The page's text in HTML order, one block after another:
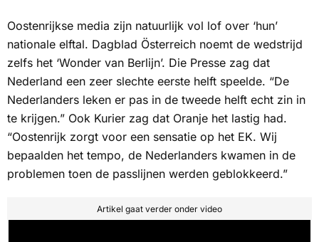
Oostenrijkse media zijn natuurlijk vol lof over ‘hun’
nationale elftal. Dagblad Österreich noemt de wedstrijd
zelfs het ‘Wonder van Berlijn’. Die Presse zag dat
Nederland een zeer slechte eerste helft speelde. “De
Nederlanders leken er pas in de tweede helft echt zin in
te krijgen.” Ook Kurier zag dat Oranje het lastig had.
“Oostenrijk zorgt voor een sensatie op het EK. Wij
bepaalden het tempo, de Nederlanders kwamen in de
problemen toen de passlijnen werden geblokkeerd.”
Artikel gaat verder onder video